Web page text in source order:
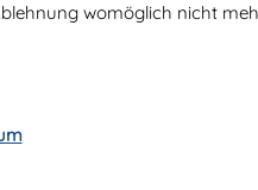
womöglich nicht